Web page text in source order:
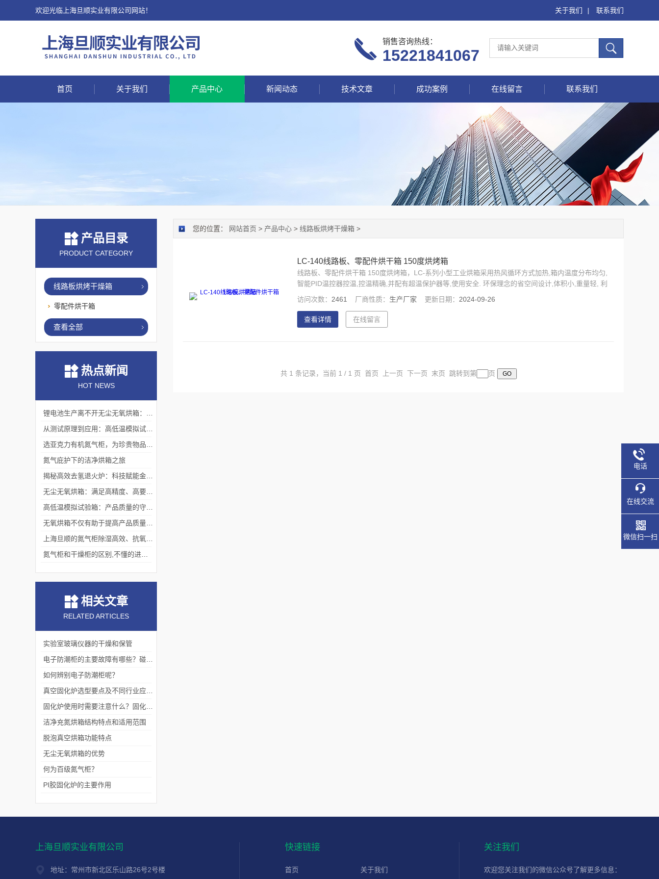
欢迎光临上海旦顺实业有限公司网站！ 关于我们 | 联系我们
销售咨询热线：
15221841067
首页 关于我们 产品中心 新闻动态 技术文章 成功案例 在线留言 联系我们
产品目录
PRODUCT CATEGORY
线路板烘烤干燥箱
零配件烘干箱
查看全部
热点新闻
HOT NEWS
氮气庇护下的洁净烘箱之旅
相关文章
RELATED ARTICLES
实验室玻璃仪器的干燥和保管
如何辨别电子防潮柜呢？
洁净充氮烘箱结构特点和适用范围
脱泡真空烘箱功能特点
无尘无氧烘箱的优势
何为百级氮气柜？
PI胶固化炉的主要作用
您的位置： 网站首页 > 产品中心 > 线路板烘烤干燥箱 >
LC-140线路板、零配件烘干箱 150度烘烤箱
线路板、零配件烘干箱 150度烘烤箱，LC-系列小型工业烘箱采用热风循环方式加热,箱内温度分布均匀,
智能PID温控器控温,控温精确,并配有超温保护器等,使用安全. 环保理念的省空间设计,体积小,重量轻, 利
用率高, 方便放置实验室、产线的任何位置。经济实惠,安全可靠。供厂矿企业、大专院校、科研、医疗
单位及各类实验室等干燥、烘干、熔腊、灭茵之用。本产品还适用于其他电子元件老化，固化的烘干工
艺.
访问次数： 2461 厂商性质： 生产厂家 更新日期： 2024-09-26
查看详情 在线留言
共 1 条记录，当前 1 / 1 页 首页 上一页 下一页 末页 跳转到第 页
上海旦顺实业有限公司
地址：常州市新北区乐山路26号2号楼
快速链接
首页 关于我们
关注我们
欢迎您关注我们的微信公众号了解更多信息：
电话
在线交流
微信扫一扫